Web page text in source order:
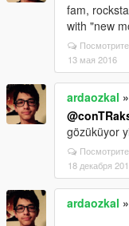
fam,
with "new
13 мая 2016
ardaozkal »
gözüküyor
18 декабря
ardaozkal »